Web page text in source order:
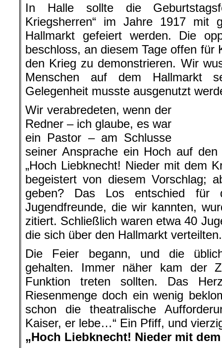
In Halle sollte die
Kriegsherren“ im Jahre 1917 mit
Hallmarkt gefeiert werden. Die
beschloss, an diesem Tage offen für
den Krieg zu demonstrieren. Wir
Menschen auf dem Hallmarkt
Gelegenheit musste ausgenutzt
Wir verabredeten, wenn der
Redner – ich glaube, es war
ein Pastor – am Schlusse
seiner Ansprache ein Hoch auf
„Hoch Liebknecht! Nieder mit dem
begeistert von diesem Vorschlag;
geben? Das Los entschied für
Jugendfreunde, die wir kannten,
zitiert. Schließlich waren etwa 40
die sich über den Hallmarkt verteilten.
Die Feier begann, und die
gehalten. Immer näher kam der
Funktion treten sollten. Das
Riesenmenge doch ein wenig
schon die theatralische
Kaiser, er lebe…“ Ein Pfiff, und
„Hoch Liebknecht! Nieder mit